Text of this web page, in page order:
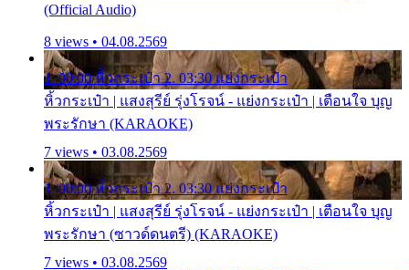
(Official Audio)
8 views • 04.08.2569
1. 00:00 หิ้วกระเป๋า 2. 03:30 แย่งกระเป๋า
หิ้วกระเป๋า | แสงสุรีย์ รุ่งโรจน์ - แย่งกระเป๋า | เตือนใจ บุญ
พระรักษา (KARAOKE)
7 views • 03.08.2569
1. 00:00 หิ้วกระเป๋า 2. 03:30 แย่งกระเป๋า
หิ้วกระเป๋า | แสงสุรีย์ รุ่งโรจน์ - แย่งกระเป๋า | เตือนใจ บุญ
พระรักษา (ซาวด์ดนตรี) (KARAOKE)
7 views • 03.08.2569